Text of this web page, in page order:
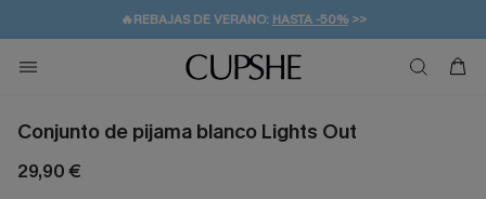
👒PROMOCIÓN DE VERANO:-10% EN 2 VESTIDOS
💌¡SUSCRIBIRSE & GANAR -10% EXTRA!
🚚ENVÍO GRATUITO A PARTIR DE 49 € >>
Conjunto de pijama blanco Lights Out
29,90 €